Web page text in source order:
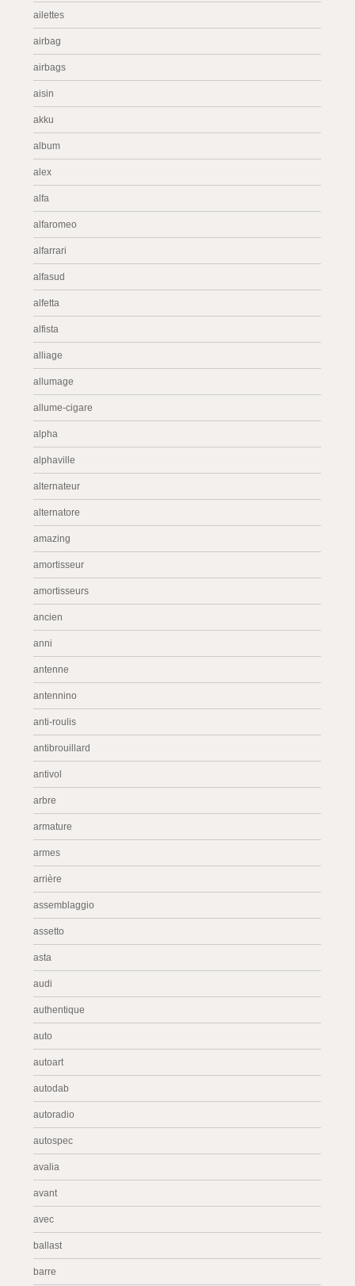
ailettes
airbag
airbags
aisin
akku
album
alex
alfa
alfaromeo
alfarrari
alfasud
alfetta
alfista
alliage
allumage
allume-cigare
alpha
alphaville
alternateur
alternatore
amazing
amortisseur
amortisseurs
ancien
anni
antenne
antennino
anti-roulis
antibrouillard
antivol
arbre
armature
armes
arrière
assemblaggio
assetto
asta
audi
authentique
auto
autoart
autodab
autoradio
autospec
avalia
avant
avec
ballast
barre